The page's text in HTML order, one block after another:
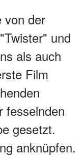
von der
"Twister" und
als auch
Film
fesselnden
gesetzt.
anknüpfen.